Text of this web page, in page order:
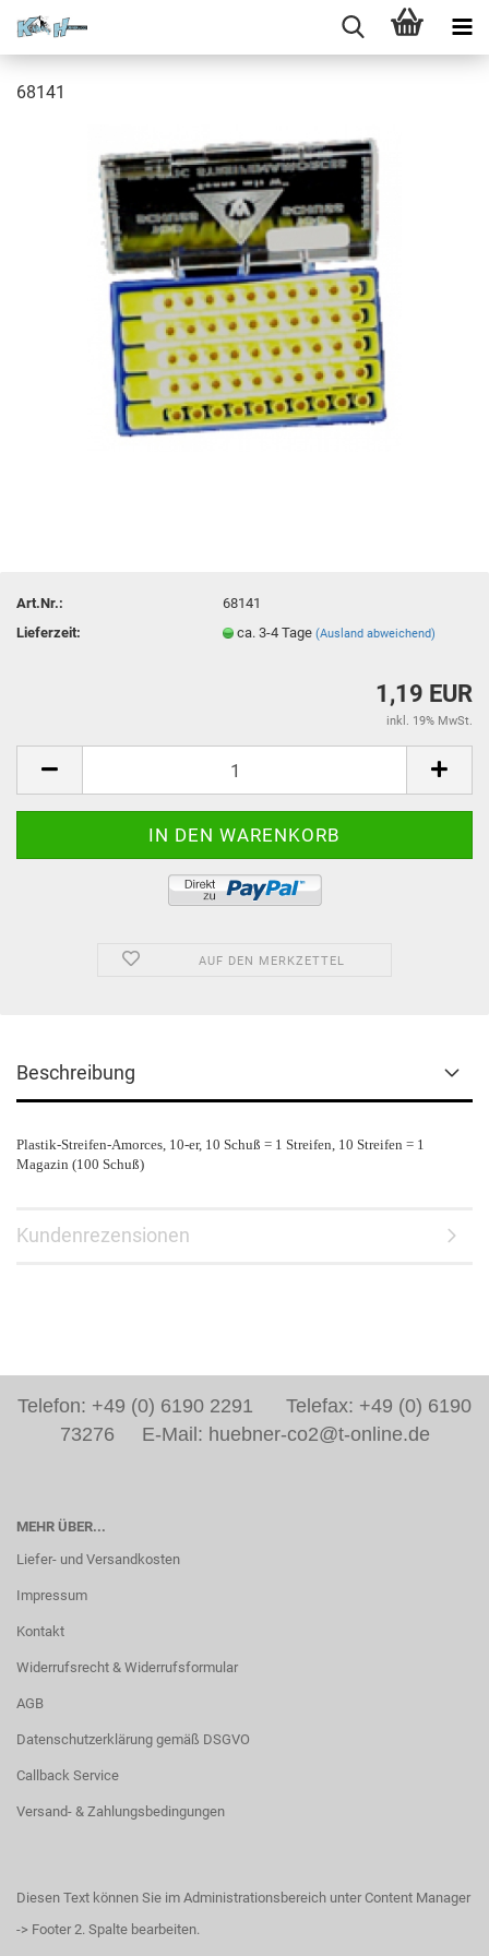
68141
Art.Nr.:
68141
Lieferzeit:
ca. 3-4 Tage(Ausland abweichend)
1,19 EUR
inkl. 19% MwSt.
AUF DEN MERKZETTEL
Beschreibung
Plastik-Streifen-Amorces, 10-er, 10 Schuß = 1 Streifen, 10 Streifen = 1
Magazin (100 Schuß)
Kundenrezensionen
Telefon: +49 (0) 6190 2291 Telefax: +49 (0) 6190
73276 E-Mail: huebner-co2@t-online.de
MEHR ÜBER...
Liefer- und Versandkosten
Impressum
Kontakt
Widerrufsrecht & Widerrufsformular
AGB
Datenschutzerklärung gemäß DSGVO
Callback Service
Versand- & Zahlungsbedingungen
Diesen Text können Sie im Administrationsbereich unter Content Manager
-> Footer 2. Spalte bearbeiten.